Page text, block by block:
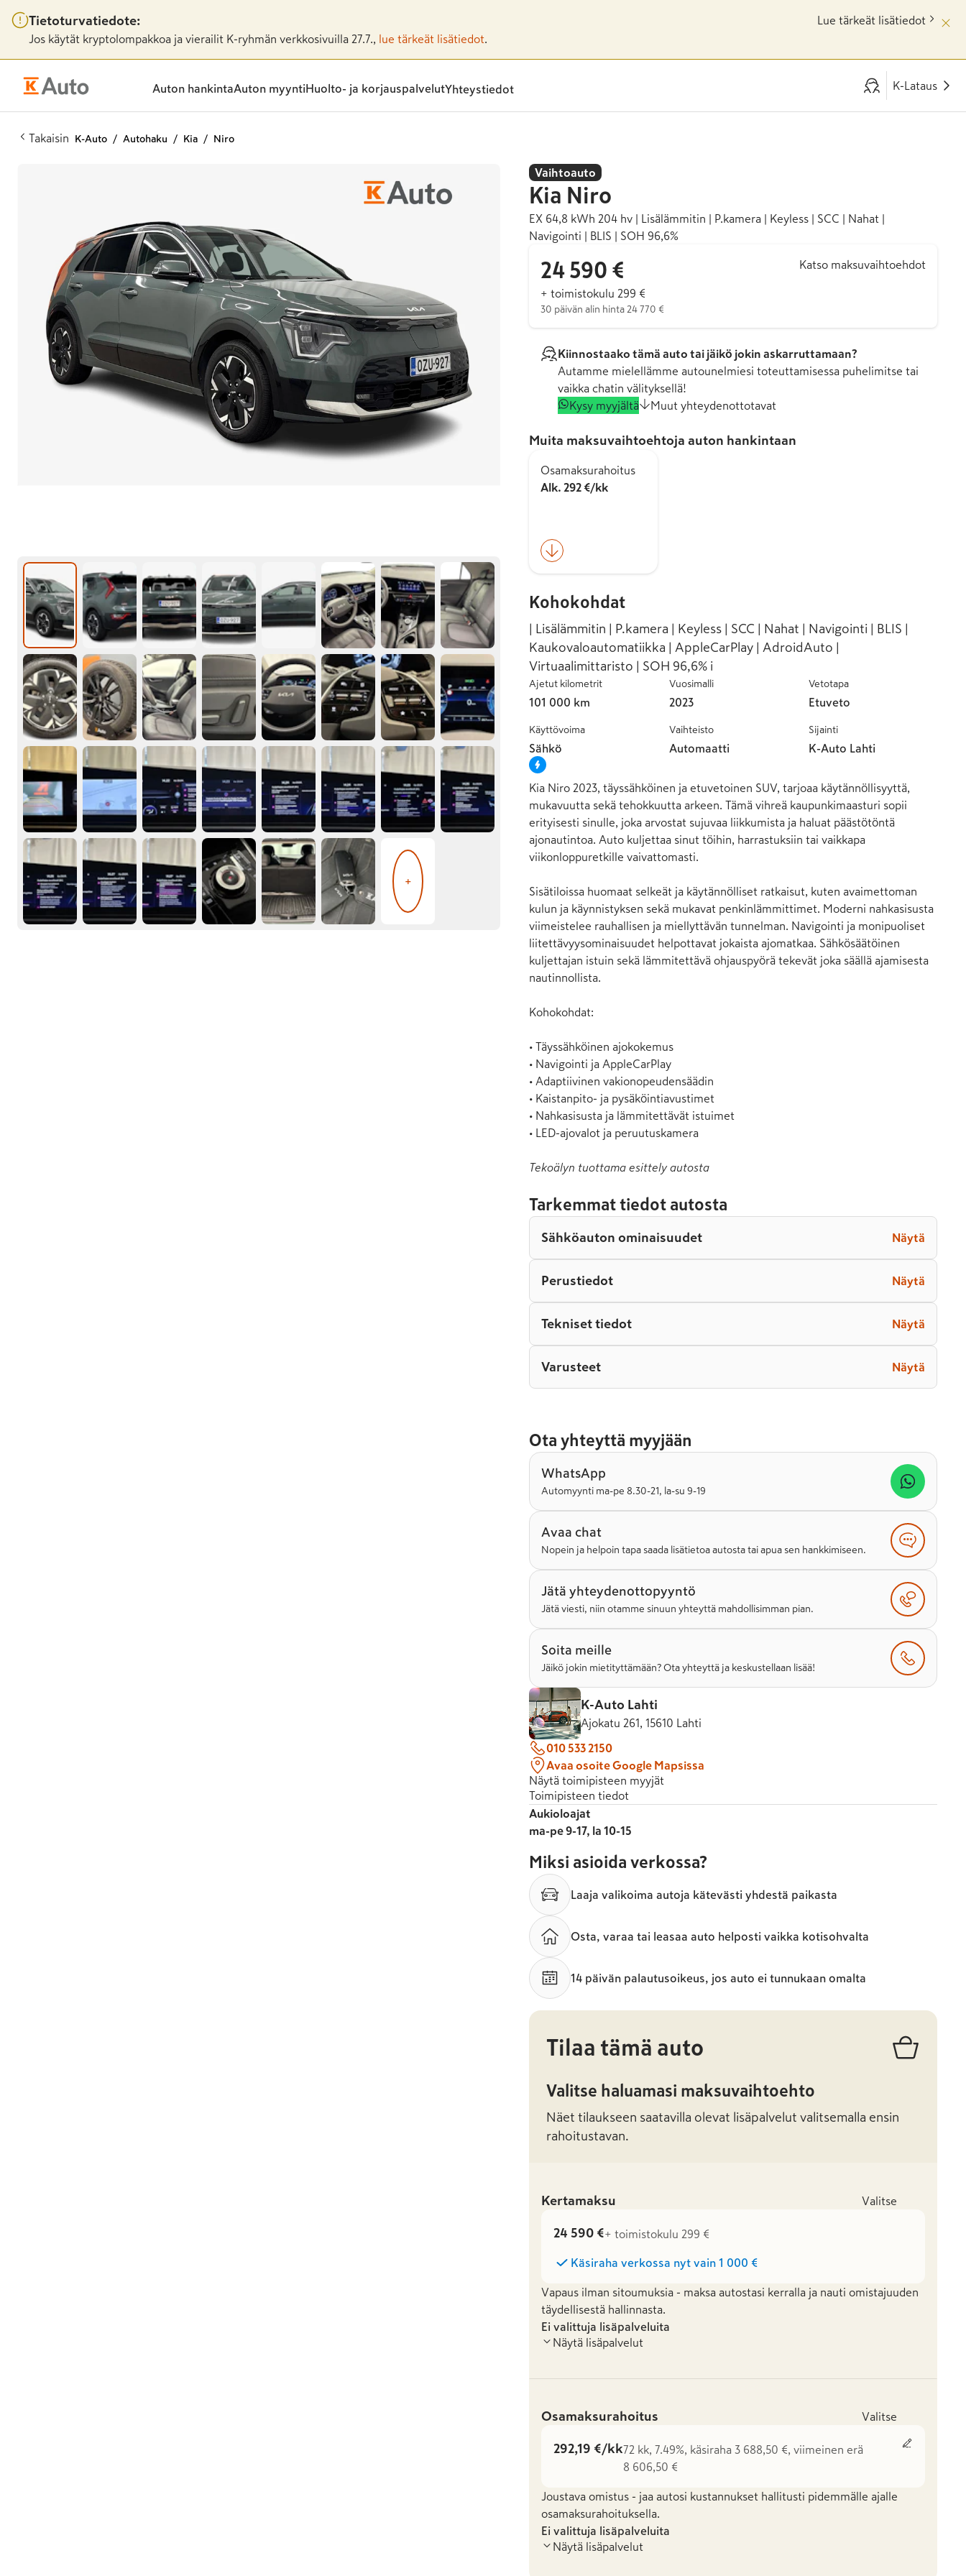
Tietoturvatiedote:
Jos käytät kryptolompakkoa ja vierailit K-ryhmän verkkosivuilla 27.7., lue tärkeät lisätiedot
Lue tärkeät lisätiedot
Auton hankintaAuton myynti Huolto- ja korjauspalvelutYhteystiedot K-Lataus
Takaisin K-Auto Autohaku Kia Niro
+
Vaihtoauto
Kia Niro
EX 64,8 kWh 204 hv | Lisälämmitin | P.kamera | Keyless | SCC | Nahat |
Navigointi | BLIS | SOH 96,6%
24 590 €
+ toimistokulu 299 €
30 päivän alin hinta 24 770 €
Katso maksuvaihtoehdot
Kiinnostaako tämä auto tai jäikö jokin askarruttamaan?
Autamme mielellämme autounelmiesi toteuttamisessa puhelimitse tai
vaikka chatin välityksellä!
Kysy myyjältä
Muut yhteydenottotavat
Muita maksuvaihtoehtoja auton hankintaan
Osamaksurahoitus
Alk. 292 €/kk
Kohokohdat
| Lisälämmitin | P.kamera | Keyless | SCC | Nahat | Navigointi | BLIS |
Kaukovaloautomatiikka | AppleCarPlay | AdroidAuto |
Virtuaalimittaristo | SOH 96,6% i
Ajetut kilometrit
101 000 km
Vuosimalli
2023
Vetotapa
Etuveto
Käyttövoima
Sähkö
Vaihteisto
Automaatti
Sijainti
K-Auto Lahti
Kia Niro 2023, täyssähköinen ja etuvetoinen SUV, tarjoaa käytännöllisyyttä,
mukavuutta sekä tehokkuutta arkeen. Tämä vihreä kaupunkimaasturi sopii
erityisesti sinulle, joka arvostat sujuvaa liikkumista ja haluat päästötöntä
ajonautintoa. Auto kuljettaa sinut töihin, harrastuksiin tai vaikkapa
viikonloppuretkille vaivattomasti.
Sisätiloissa huomaat selkeät ja käytännölliset ratkaisut, kuten avaimettoman
kulun ja käynnistyksen sekä mukavat penkinlämmittimet. Moderni nahkasisusta
viimeistelee rauhallisen ja miellyttävän tunnelman. Navigointi ja monipuoliset
liitettävyysominaisuudet helpottavat jokaista ajomatkaa. Sähkösäätöinen
kuljettajan istuin sekä lämmitettävä ohjauspyörä tekevät joka säällä ajamisesta
nautinnollista.
Kohokohdat:
• Täyssähköinen ajokokemus
• Navigointi ja AppleCarPlay
• Adaptiivinen vakionopeudensäädin
• Kaistanpito- ja pysäköintiavustimet
• Nahkasisusta ja lämmitettävät istuimet
• LED-ajovalot ja peruutuskamera
Tekoälyn tuottama esittely autosta
Tarkemmat tiedot autosta
Sähköauton ominaisuudet Näytä
Perustiedot Näytä
Tekniset tiedot Näytä
Varusteet Näytä
Ota yhteyttä myyjään
WhatsApp
Automyynti ma-pe 8.30-21, la-su 9-19
Avaa chat
Nopein ja helpoin tapa saada lisätietoa autosta tai apua sen hankkimiseen.
Jätä yhteydenottopyyntö
Jätä viesti, niin otamme sinuun yhteyttä mahdollisimman pian.
Soita meille
Jäikö jokin mietityttämään? Ota yhteyttä ja keskustellaan lisää!
K-Auto Lahti
Ajokatu 261, 15610 Lahti
010 533 2150
Avaa osoite Google Mapsissa
Näytä toimipisteen myyjät
Toimipisteen tiedot
Aukioloajat
ma-pe 9-17, la 10-15
Miksi asioida verkossa?
Laaja valikoima autoja kätevästi yhdestä paikasta
Osta, varaa tai leasaa auto helposti vaikka kotisohvalta
14 päivän palautusoikeus, jos auto ei tunnukaan omalta
Tilaa tämä auto
Valitse haluamasi maksuvaihtoehto
Näet tilaukseen saatavilla olevat lisäpalvelut valitsemalla ensin
rahoitustavan.
Kertamaksu Valitse
24 590 €+ toimistokulu 299 €
Käsiraha verkossa nyt vain 1 000 €
Vapaus ilman sitoumuksia - maksa autostasi kerralla ja nauti omistajuuden
täydellisestä hallinnasta.
Ei valittuja lisäpalveluita
Näytä lisäpalvelut
Osamaksurahoitus Valitse
292,19 €/kk72 kk, 7.49%, käsiraha 3 688,50 €, viimeinen erä
8 606,50 €
Joustava omistus - jaa autosi kustannukset hallitusti pidemmälle ajalle
osamaksurahoituksella.
Ei valittuja lisäpalveluita
Näytä lisäpalvelut